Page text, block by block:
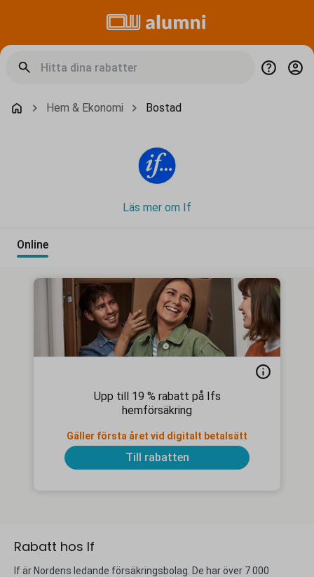
Hem & Ekonomi Bostad
Läs mer om If
Online
Upp till 19 % rabatt på Ifs
hemförsäkring
Gäller första året vid digitalt betalsätt
Till rabatten
Rabatt hos If
If är Nordens ledande försäkringsbolag. De har över 7 000